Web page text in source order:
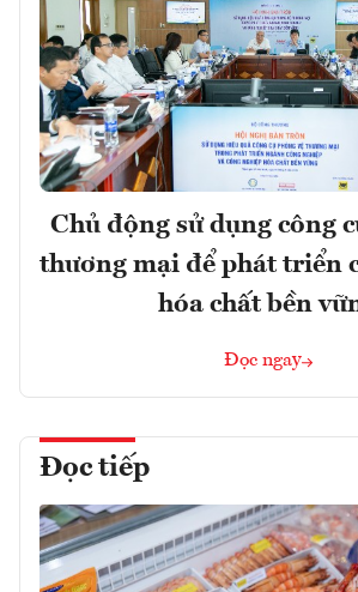
Chủ động sử dụng công
thương mại để phát triển
hóa chất bền
Đọc ngay
Đọc tiếp